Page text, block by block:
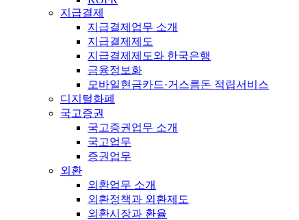
지급결제
지급결제업무 소개
지급결제제도
지급결제제도와 한국은행
금융정보화
모바일현금카드·거스름돈 적립서비스
디지털화폐
국고증권
국고증권업무 소개
국고업무
증권업무
외환
외환업무 소개
외환정책과 외환제도
외환시장과 환율